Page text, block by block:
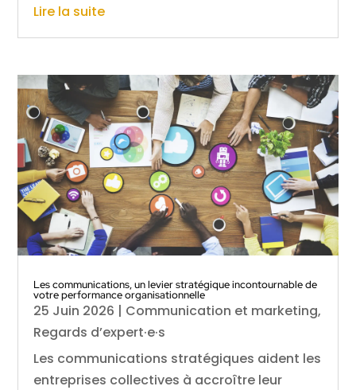
Lire la suite
Les communications, un levier stratégique incontournable de
votre performance organisationnelle
25 Juin 2026 | Communication et marketing,
Regards d’expert·e·s
Les communications stratégiques aident les
entreprises collectives à accroître leur